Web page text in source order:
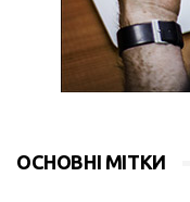
ОСНОВНІ МІТКИ